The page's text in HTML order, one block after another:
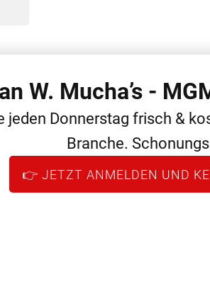
THEMEN ALLGEMEIN
W. Mucha’s -
jeden Donnerstag frisch &
Branche.
👉 JETZT ANMELDEN UND